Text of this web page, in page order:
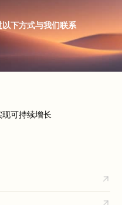
下方式与我们联系
可持续增长